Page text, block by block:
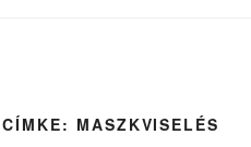
CÍMKE: MASZKVISELÉS